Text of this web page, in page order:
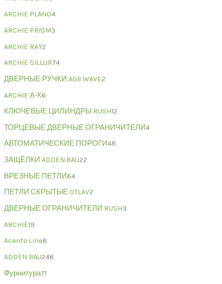
ARCHIE PLANO4
ARCHIE PRISM3
ARCHIE RAY2
ARCHIE SILLUR74
ДВЕРНЫЕ РУЧКИ AGB WAVE2
ARCHIE А-К6
КЛЮЧЕВЫЕ ЦИЛИНДРЫ RUSH12
ТОРЦЕВЫЕ ДВЕРНЫЕ ОГРАНИЧИТЕЛИ4
АВТОМАТИЧЕСКИЕ ПОРОГИ48
ЗАЩЁЛКИ ADDEN BAU22
ВРЕЗНЫЕ ПЕТЛИ64
ПЕТЛИ СКРЫТЫЕ OTLAV2
ДВЕРНЫЕ ОГРАНИЧИТЕЛИ RUSH3
ARCHIE19
Acanto Line6
ADDEN BAU246
Фурнитура71